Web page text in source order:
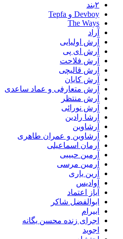
۲بند
Devboy و Tepfa
The Ways
آراد
آرش اولیایی
آرش ای پی
آرش فلاحت
آرش قالیچی
آرش کایان
آرش متعارفی و عماد ساعدی
آرش منتظر
آرش نورائی
آرشا رادین
آرشاوین
آرشاوین و عمران طاهری
آرمان اسماعیلی
آرمین حبیبی
آرمین مرسی
آرین یاری
آوادیس
آیاز اعتماد
ابوالفضل شاکر
ابیرام
اجرای زنده محسن یگانه
اجوید